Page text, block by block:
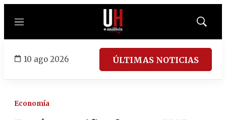
Menú
Mostrar
10 ago 2026 ÚLTIMAS NOTICIAS
Economía